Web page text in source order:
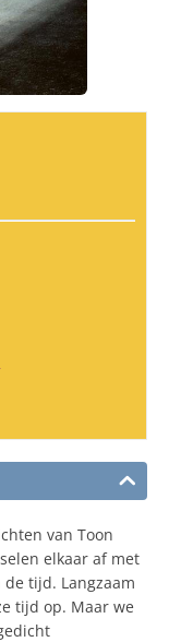
van Toon
elkaar af met
tijd. Langzaam
tijd op. Maar we